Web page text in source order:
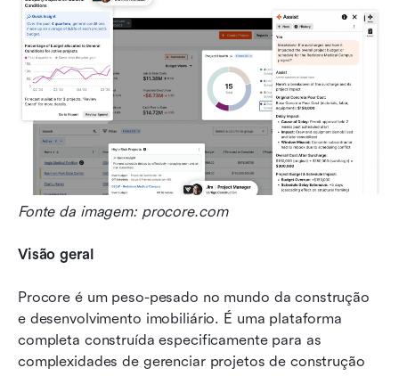
Fonte da imagem: procore.com
Visão geral
Procore é um peso-pesado no mundo da construção
e desenvolvimento imobiliário. É uma plataforma
completa construída especificamente para as
complexidades de gerenciar projetos de construção